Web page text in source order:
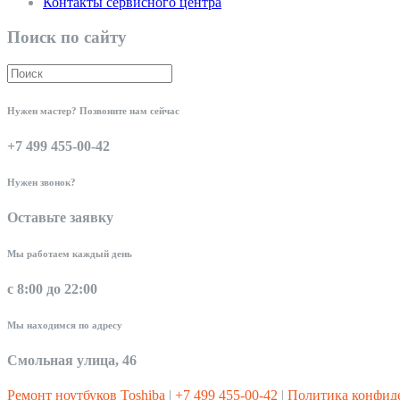
Поиск по сайту
Нужен мастер? Позвоните нам сейчас
+7 499 455-00-42
Нужен звонок?
Оставьте заявку
Мы работаем каждый день
с 8:00 до 22:00
Мы находимся по адресу
Смольная улица, 46
Ремонт ноутбуков Toshiba | +7 499 455-00-42 | Политика